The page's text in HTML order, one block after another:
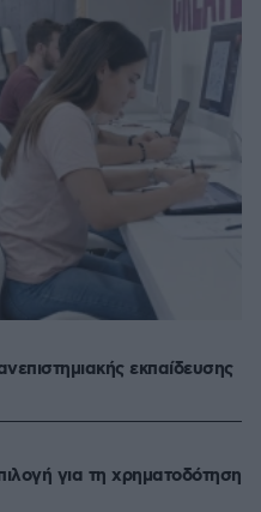
εκπαίδευσης
για τη χρηματοδότηση